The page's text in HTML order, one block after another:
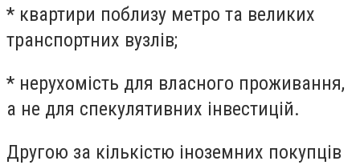
* квартири поблизу метро та великих
транспортних вузлів;
* нерухомість для власного проживання,
а не для спекулятивних інвестицій.
Другою за кількістю іноземних покупців